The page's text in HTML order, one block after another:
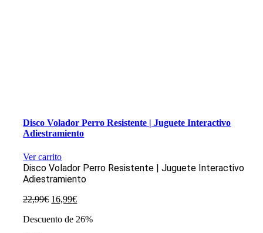
Disco Volador Perro Resistente | Juguete Interactivo
Adiestramiento
Ver carrito
Disco Volador Perro Resistente | Juguete Interactivo
Adiestramiento
22,99€ El
original
16,99€El
actual
Descuento de 26%